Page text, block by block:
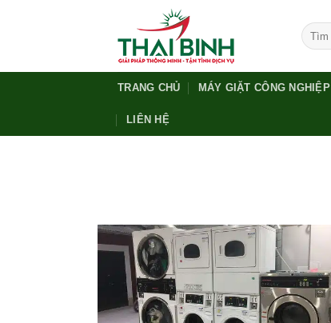
dung
Tìm
kiếm:
TRANG CHỦ MÁY GIẶT CÔNG NGHIỆP
LIÊN HỆ